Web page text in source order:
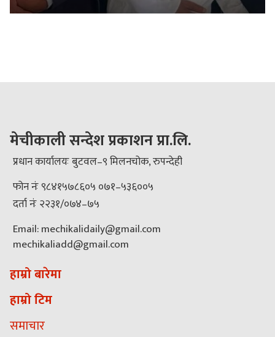
मेचीकाली सन्देश प्रकाशन प्रा.लि.
प्रधान कार्यालयः बुटवल–९ मिलनचोक, रुपन्देही
फोन नंः ९८४१५७८६०५ ०७१–५३६००५
दर्ता नंः २२३१/०७४–७५
Email: mechikalidaily@gmail.com
mechikaliadd@gmail.com
हाम्रो बारेमा
हाम्रो टिम
समाचार